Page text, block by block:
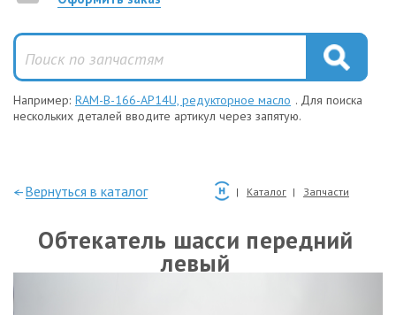
Например: RAM-B-166-AP14U, редукторное масло . Для поиска
нескольких деталей вводите артикул через запятую.
—Вернуться в каталог Каталог Запчасти
Обтекатель шасси передний
левый